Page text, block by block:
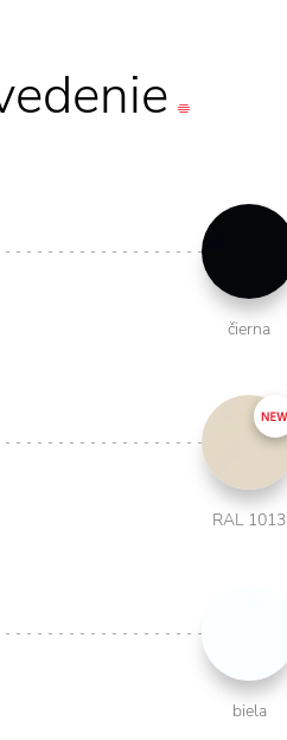
čierna
RAL 1013
biela